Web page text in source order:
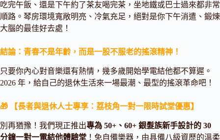
吃完午飯、還是下午約了茶友喝完茶，坐地鐵或巴士過來都非常
順路。琴房環境寬敞明亮、冷氣充足，絕對是你下午消遣、鍛煉
大腦的最佳好去處！
結論：青春不是年齡，而是一股不服老的搖滾精神！
只要你內心對音樂還有熱情，幾多歲開始學電結他都不算遲。
2026 年，給自己的退休生活來一場最潮、最型的搖滾革命吧！
🎁 【長者與退休人士專享：荔枝角一對一限時試堂優惠】
別再猶豫！我們現正推出專為 50+、60+ 銀髮族新手設計的 30
分鐘一對一電結他體驗堂 ！免自備樂器，由具備八級資歷的溫柔